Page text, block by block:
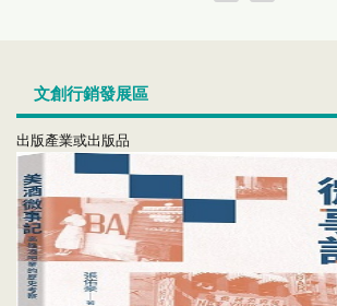
文創行銷發展區
出版產業或出版品